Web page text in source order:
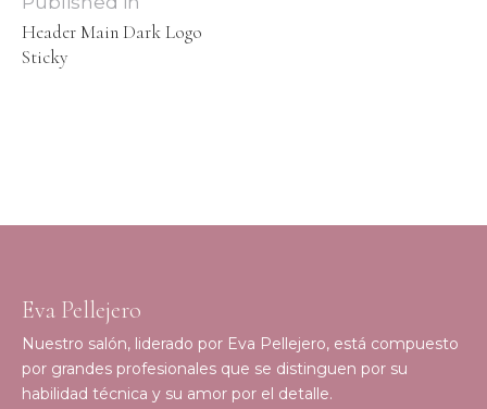
Header Main Dark Logo
Sticky
Eva Pellejero
Nuestro salón, liderado por Eva Pellejero, está compuesto
por grandes profesionales que se distinguen por su
habilidad técnica y su amor por el detalle.